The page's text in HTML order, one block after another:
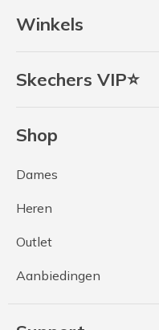
Winkels
Skechers VIP⭐
Shop
Dames
Heren
Outlet
Aanbiedingen